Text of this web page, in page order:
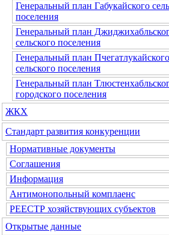
Генеральный план Габукайского
поселения
Генеральный план
сельского поселения
Генеральный план Пчегатлукайского
сельского поселения
Генеральный план
городского поселения
ЖКХ
Стандарт развития конкуренции
Нормативные документы
Соглашения
Информация
Антимонопольный комплаенс
РЕЕСТР хозяйствующих субъектов
Открытые данные